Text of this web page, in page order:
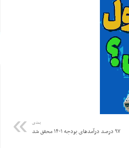
بعدی
۹۷ درصد درآمدهای بودجه ۱۴۰۱ محقق شد